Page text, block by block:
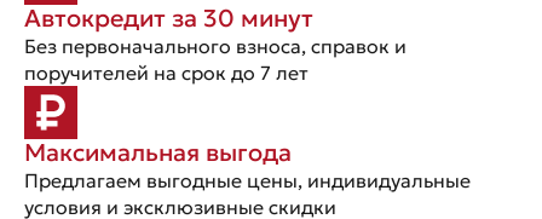
Автокредит за 30 минут
Без первоначального взноса, справок и
поручителей на срок до 7 лет
Максимальная выгода
Предлагаем выгодные цены, индивидуальные
условия и эксклюзивные скидки